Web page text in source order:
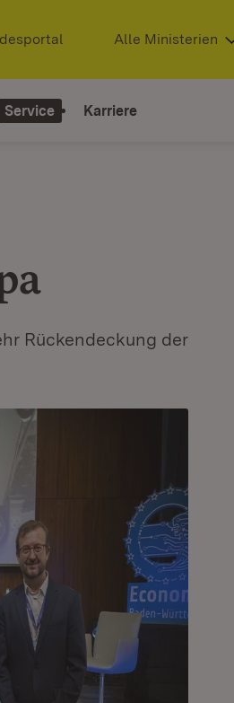
(Öffnet in neuem Fenster)
Alle Ministerien
Service Karriere
Rückendeckung der